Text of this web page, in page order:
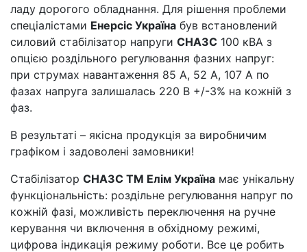
ладу дорогого обладнання. Для рішення проблеми
спеціалістами Енерсіс Україна був встановлений
силовий стабілізатор напруги СНА3С 100 кВА з
опцією роздільного регулювання фазних напруг:
при струмах навантаження 85 А, 52 А, 107 А по
фазах напруга залишалась 220 В +/-3% на кожній з
фаз.
В результаті – якісна продукція за виробничим
графіком і задоволені замовники!
Стабілізатор СНА3С ТМ Елім Україна має унікальну
функціональність: роздільне регулювання напруг по
кожній фазі, можливість переключення на ручне
керування чи включення в обхідному режимі,
цифрова індикація режиму роботи. Все це робить